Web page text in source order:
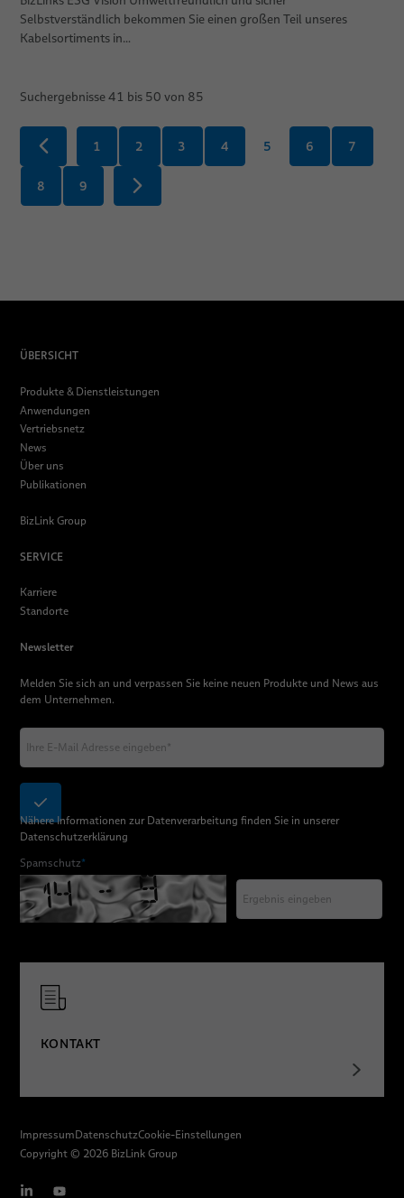
Selbstverständlich bekommen Sie einen großen Teil unseres
Kabelsortiments in…
Suchergebnisse41 bis 50 von 85
1 2 3 4 5 6 7
8 9
ÜBERSICHT
Produkte & Dienstleistungen
Anwendungen
Vertriebsnetz
News
Über uns
Publikationen
BizLink Group
SERVICE
Karriere
Standorte
Newsletter
Melden Sie sich an und verpassen Sie keine neuen Produkte und News aus
dem Unternehmen.
Nähere Informationen zur Datenverarbeitung finden Sie in unserer
Datenschutzerklärung
Spamschutz*
KONTAKT
ImpressumDatenschutzCookie-Einstellungen
Copyright © 2026 BizLink Group